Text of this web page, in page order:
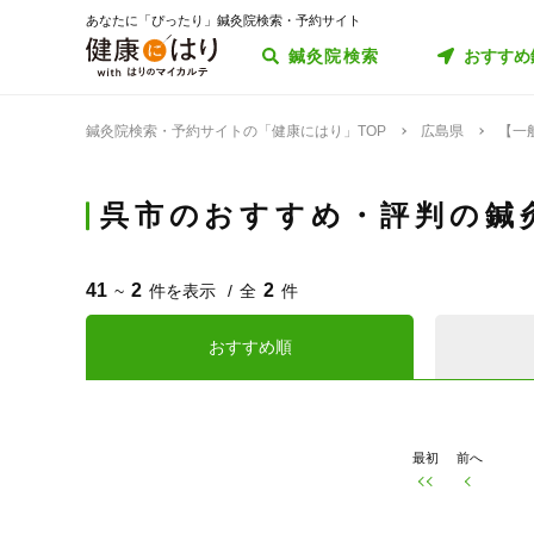
あなたに「ぴったり」鍼灸院検索・予約サイト
鍼灸院検索 おすす
鍼灸院検索・予約サイトの「健康にはり」TOP 広島県 【
呉市のおすすめ・評判の
41 ~ 2 件を表示 全 2 件
おすすめ順
最初 前へ